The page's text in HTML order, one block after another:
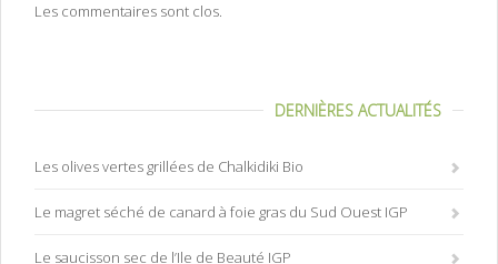
Les commentaires sont clos.
DERNIÈRES ACTUALITÉS
Les olives vertes grillées de Chalkidiki Bio
Le magret séché de canard à foie gras du Sud Ouest IGP
Le saucisson sec de l’Ile de Beauté IGP